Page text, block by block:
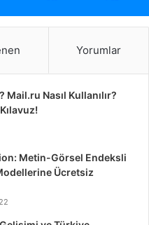
Yorumlar
Mail.ru Nasıl Kullanılır?
Metin-Görsel Endeksli
Ücretsiz